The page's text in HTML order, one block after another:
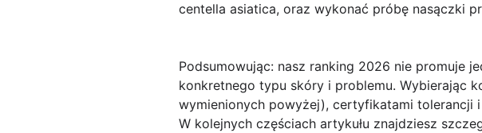
centella asiatica, oraz wykonać próbę nasączki
Podsumowując: nasz ranking 2026 nie promuje
konkretnego typu skóry i problemu. Wybierając
wymienionych powyżej), certyfikatami tolerancji
W kolejnych częściach artykułu znajdziesz